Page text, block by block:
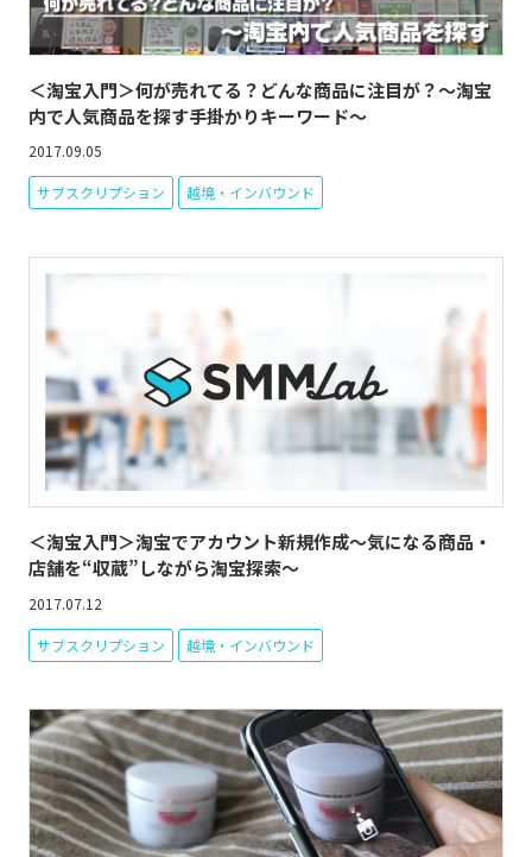
＜淘宝入門＞何が売れてる？どんな商品に注目が？～淘宝
内で人気商品を探す手掛かりキーワード～
2017.09.05
サブスクリプション 越境・インバウンド
＜淘宝入門＞淘宝でアカウント新規作成～気になる商品・
店舗を“収蔵”しながら淘宝探索～
2017.07.12
サブスクリプション 越境・インバウンド